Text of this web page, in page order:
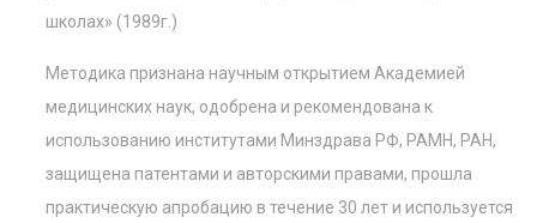
школах» (1989г.)
Методика признана научным открытием Академией
медицинских наук, одобрена и рекомендована к
использованию институтами Минздрава РФ, РАМН, РАН,
защищена патентами и авторскими правами, прошла
практическую апробацию в течение 30 лет и используется